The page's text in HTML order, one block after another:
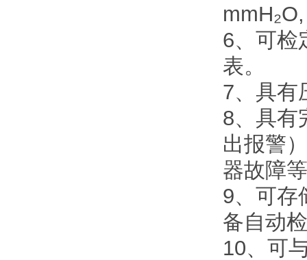
6、可检
表。
7、具有
8、具有
出报警
器故障
9、可存
备自动
10、可